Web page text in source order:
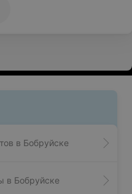
в Бобруйске
в Бобруйске